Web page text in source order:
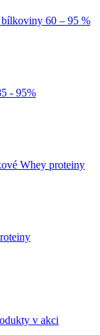
60 – 95 %
- 95%
Whey proteiny
v akci